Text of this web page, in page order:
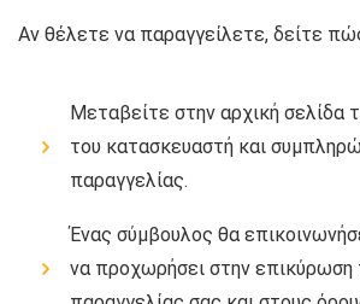
Αν θέλετε να παραγγείλετε, δείτε
Μεταβείτε στην αρχική σελίδα
του κατασκευαστή και
παραγγελίας.
Ένας σύμβουλος θα
να προχωρήσει στην επικύρωση